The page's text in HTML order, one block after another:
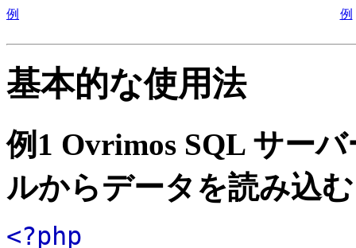
例 例
基本的な使用法
例1 Ovrimos SQL サー
ルからデータを読み込む
<?php